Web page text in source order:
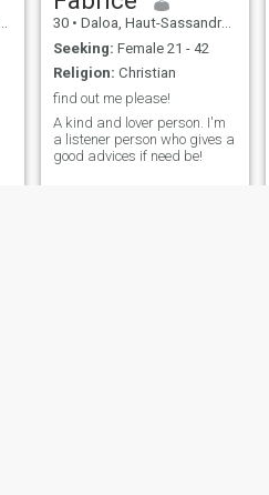
30 • Daloa, Haut-Sassandra, Cote d'Ivoire
Seeking: Female 21 - 42
Religion: Christian
find out me please!
A kind and lover person. I'm
a listener person who gives a
good advices if need be!